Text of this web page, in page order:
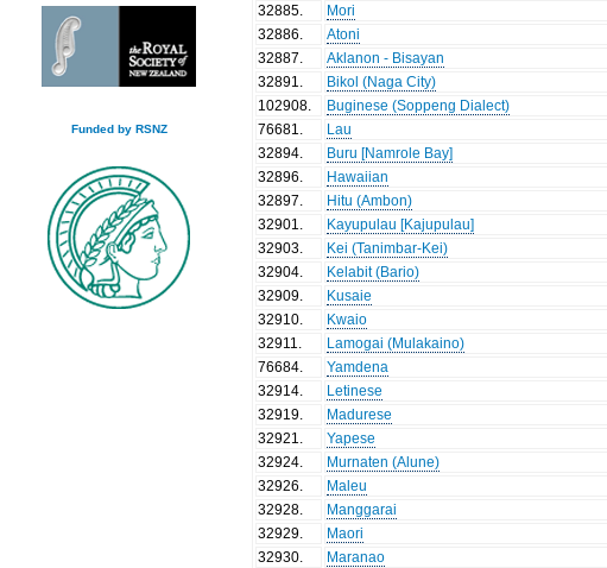
Funded by RSNZ
32885
Mori
32886
Atoni
32887
Aklanon - Bisayan
32891
Bikol (Naga City)
102908
Buginese (Soppeng Dialect)
76681
Lau
32894
Buru [Namrole Bay]
32896
Hawaiian
32897
Hitu (Ambon)
32901
Kayupulau [Kajupulau]
32903
Kei (Tanimbar-Kei)
32904
Kelabit (Bario)
32909
Kusaie
32910
Kwaio
32911
Lamogai (Mulakaino)
76684
Yamdena
32914
Letinese
32919
Madurese
32921
Yapese
32924
Murnaten (Alune)
32926
Maleu
32928
Manggarai
32929
Maori
32930
Maranao